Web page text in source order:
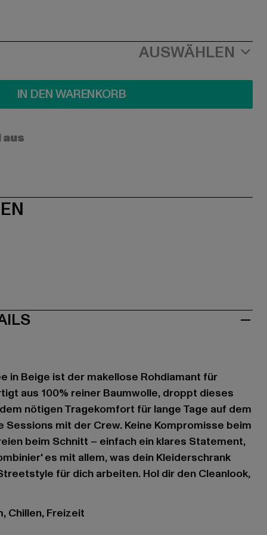
AUSWÄHLEN
IN DEN WARENKORB
in Beige ist der makellose Rohdiamant für
aus 100% reiner Baumwolle, droppt dieses
nötigen Tragekomfort für lange Tage auf dem
Sessions mit der Crew. Keine Kompromisse beim
beim Schnitt – einfach ein klares Statement,
es mit allem, was dein Kleiderschrank
für dich arbeiten. Hol dir den Cleanlook,
Chillen, Freizeit